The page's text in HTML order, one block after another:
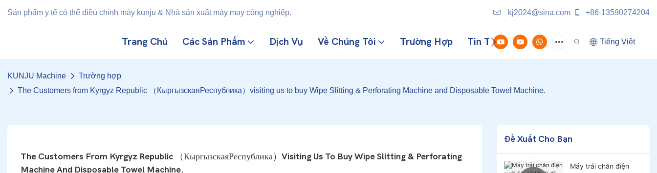
Sản phẩm y tế có thể điều chỉnh máy kunju & Nhà sản xuất máy may công nghiệp. kj2024@sina.com +86-13590274204
Trang Chủ Các Sản Phẩm Dịch Vụ Về Chúng Tôi Trường Hợp Tin Tức Liên Hệ Với Chúng TôiTiếng Việt
KUNJU Machine
Trường hợp
The Customers from Kyrgyz Republic （КыргызскаяРеспублика）visiting us to buy Wipe Slitting & Perforating Machine and Disposable Towel Machine.
The Customers From Kyrgyz Republic （КыргызскаяРеспублика）visiting Us To Buy Wipe Slitting & Perforating
Machine And Disposable Towel Machine.
Đề Xuất Cho Bạn
Máy trải chăn điện